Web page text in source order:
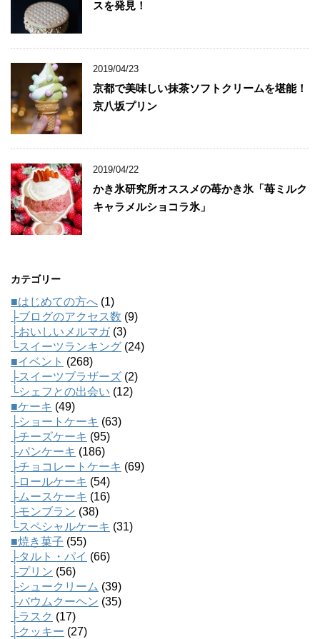
スを発見！
2019/04/23
京都で美味しい抹茶ソフトクリームを堪能！
京八坂プリン
2019/04/22
かき氷研究所オススメの苺かき氷「苺ミルク
キャラメルショコラ氷」
カテゴリー
■はじめての方へ (1)
├ブログのアクセス数 (9)
├おいしいメルマガ(3)
└スイーツランキング (24)
■イベント (268)
├スイーツブラザーズ (2)
└シェフとの出会い (12)
■ケーキ (49)
├ショートケーキ (63)
├チーズケーキ (95)
├パンケーキ (186)
├チョコレートケーキ (69)
├ロールケーキ (54)
├ムースケーキ (16)
├モンブラン (38)
└スペシャルケーキ (31)
■焼き菓子 (55)
├タルト・パイ (66)
├プリン (56)
├シュークリーム (39)
├バウムクーヘン (35)
├ラスク (17)
├クッキー (27)